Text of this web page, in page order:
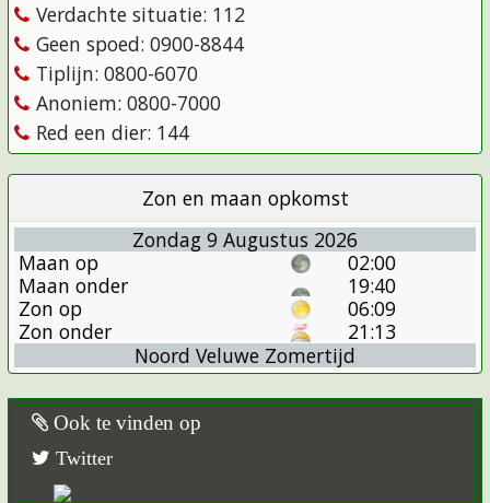
Verdachte situatie: 112
Geen spoed: 0900-8844
Tiplijn: 0800-6070
Anoniem: 0800-7000
Red een dier: 144
Zon en maan opkomst
Zondag 9 Augustus 2026
Maan op
02:00
Maan onder
19:40
Zon op
06:09
Zon onder
21:13
Noord Veluwe Zomertijd
Ook te vinden op
Twitter